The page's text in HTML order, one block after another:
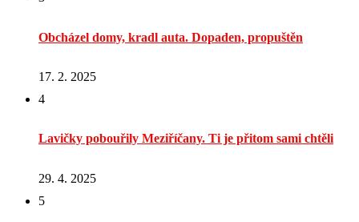
Obcházel domy, kradl auta. Dopaden, propuštěn
17. 2. 2025
4
Lavičky pobouřily Meziříčany. Ti je přitom sami chtěli
29. 4. 2025
5